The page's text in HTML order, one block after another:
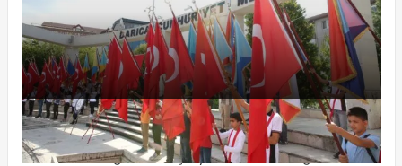
Darıca’da Coşkulu 30 Ağustos
Darıca’da 30 Ağustos coşkuyla kutlandı 30 Ağustos